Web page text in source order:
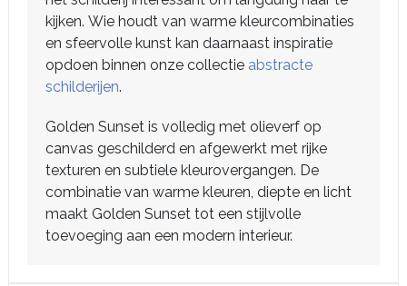
kijken. Wie houdt van warme kleurcombinaties
en sfeervolle kunst kan daarnaast inspiratie
opdoen binnen onze collectie abstracte
schilderijen.
Golden Sunset is volledig met olieverf op
canvas geschilderd en afgewerkt met rijke
texturen en subtiele kleurovergangen. De
combinatie van warme kleuren, diepte en licht
maakt Golden Sunset tot een stijlvolle
toevoeging aan een modern interieur.